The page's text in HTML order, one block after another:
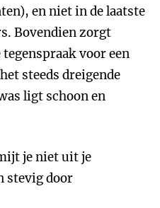
en niet in de laatste
Bovendien zorgt
voor een
steeds dreigende
ligt schoon en
je niet uit je
stevig door